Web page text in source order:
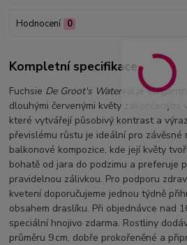
Hodnocení 0
Kompletní specifikace
Fuchsie De Groot's Waterval
je
dlouhými červenými květy zakončenými
které vytvářejí působivý kontrast a
převislému růstu je ideální pro závěsné
balkonové kompozice, kde její květy
bohatě od jara do podzimu a preferuje
pravidelnou zálivkou. Pro podporu
kvetení doporučujeme jednou týdně
obsahem draslíku. Při objednávce nad
speciální hnojivo zdarma. Rostliny
průměru 9 cm, dobře prokořeněné a